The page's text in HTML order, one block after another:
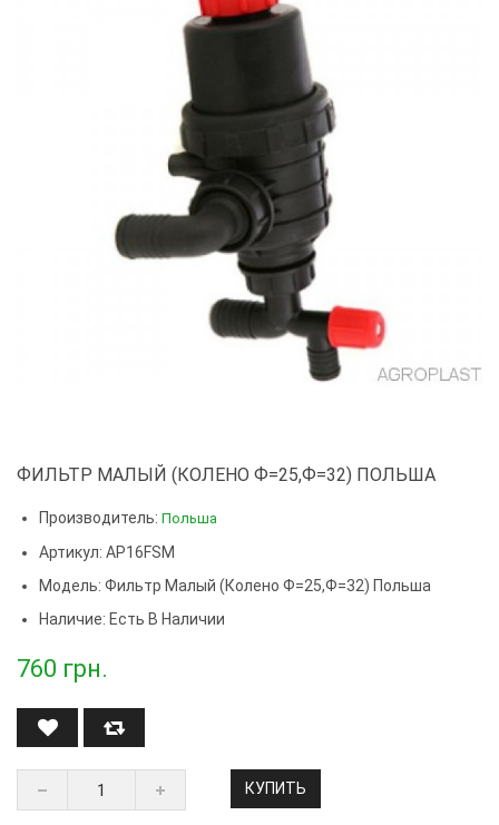
ФИЛЬТР МАЛЫЙ (КОЛЕНО Ф=25,Ф=32) ПОЛЬША
Производитель: Польша
Артикул: AP16FSM
Модель: Фильтр Малый (колено Ф=25,ф=32) Польша
Наличие: Есть В Наличии
760 грн.
КУПИТЬ